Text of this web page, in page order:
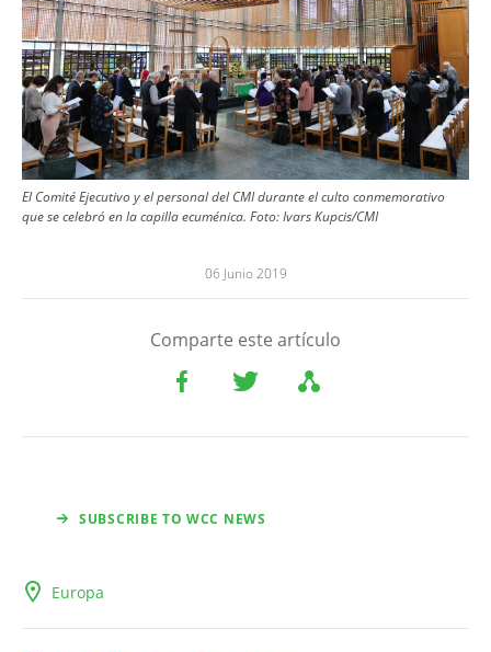
El Comité Ejecutivo y el personal del CMI durante el culto conmemorativo
que se celebró en la capilla ecuménica. Foto: Ivars Kupcis/CMI
06 Junio 2019
Comparte este artículo
SUBSCRIBE TO WCC NEWS
Europa